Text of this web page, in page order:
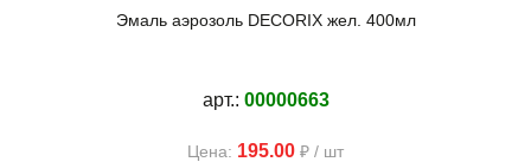
Эмаль аэрозоль DECORIX жел. 400мл
арт.: 00000663
Цена: 195.00 ₽ / шт